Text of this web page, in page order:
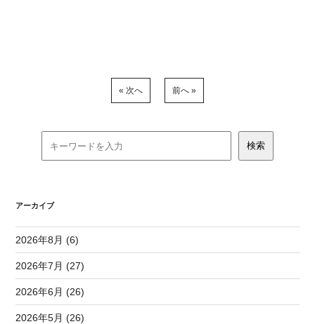
« 次へ 前へ »
アーカイブ
2026年8月 (6)
2026年7月 (27)
2026年6月 (26)
2026年5月 (26)